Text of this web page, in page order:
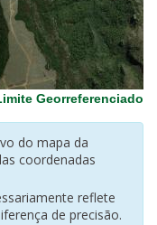
Georreferenciado
do mapa da
coordenadas
reflete
de precisão.